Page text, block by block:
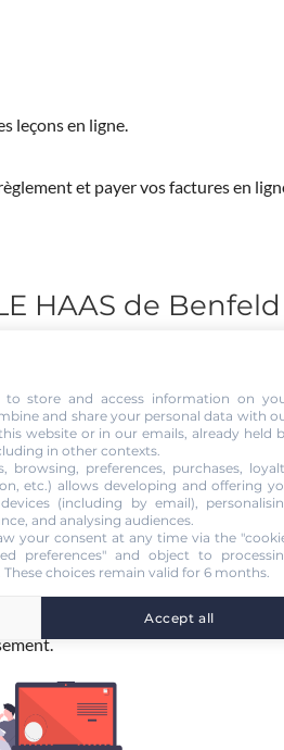
leçons en ligne.
et payer vos factures en
HAAS de Benfeld
ÉTAPE 1
à ma formation au Code de la
.
auprès de mon auto-écolene
Je suis libre d'effectuer mes
store and access information on
and share your personal data with
website or in our emails, already held
in other contexts.
browsing, preferences, purchases,
etc.) allows developing and offering
(including by email),
and analysing audiences.
your consent at any time via the
preferences" and object to
choices remain valid for 6 months.
Accept all